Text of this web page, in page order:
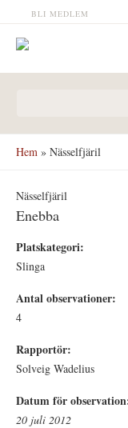
Hoppa till huvudinnehåll
BLI MEDLEM
Hem » Nässelfjäril
Nässelfjäril
Enebba
Platskategori:
Slinga
Antal observationer:
4
Rapportör:
Solveig Wadelius
Datum för
20 juli 2012